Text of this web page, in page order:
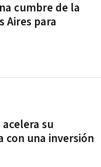
cumbre de la
Aires para
su
con una inversión